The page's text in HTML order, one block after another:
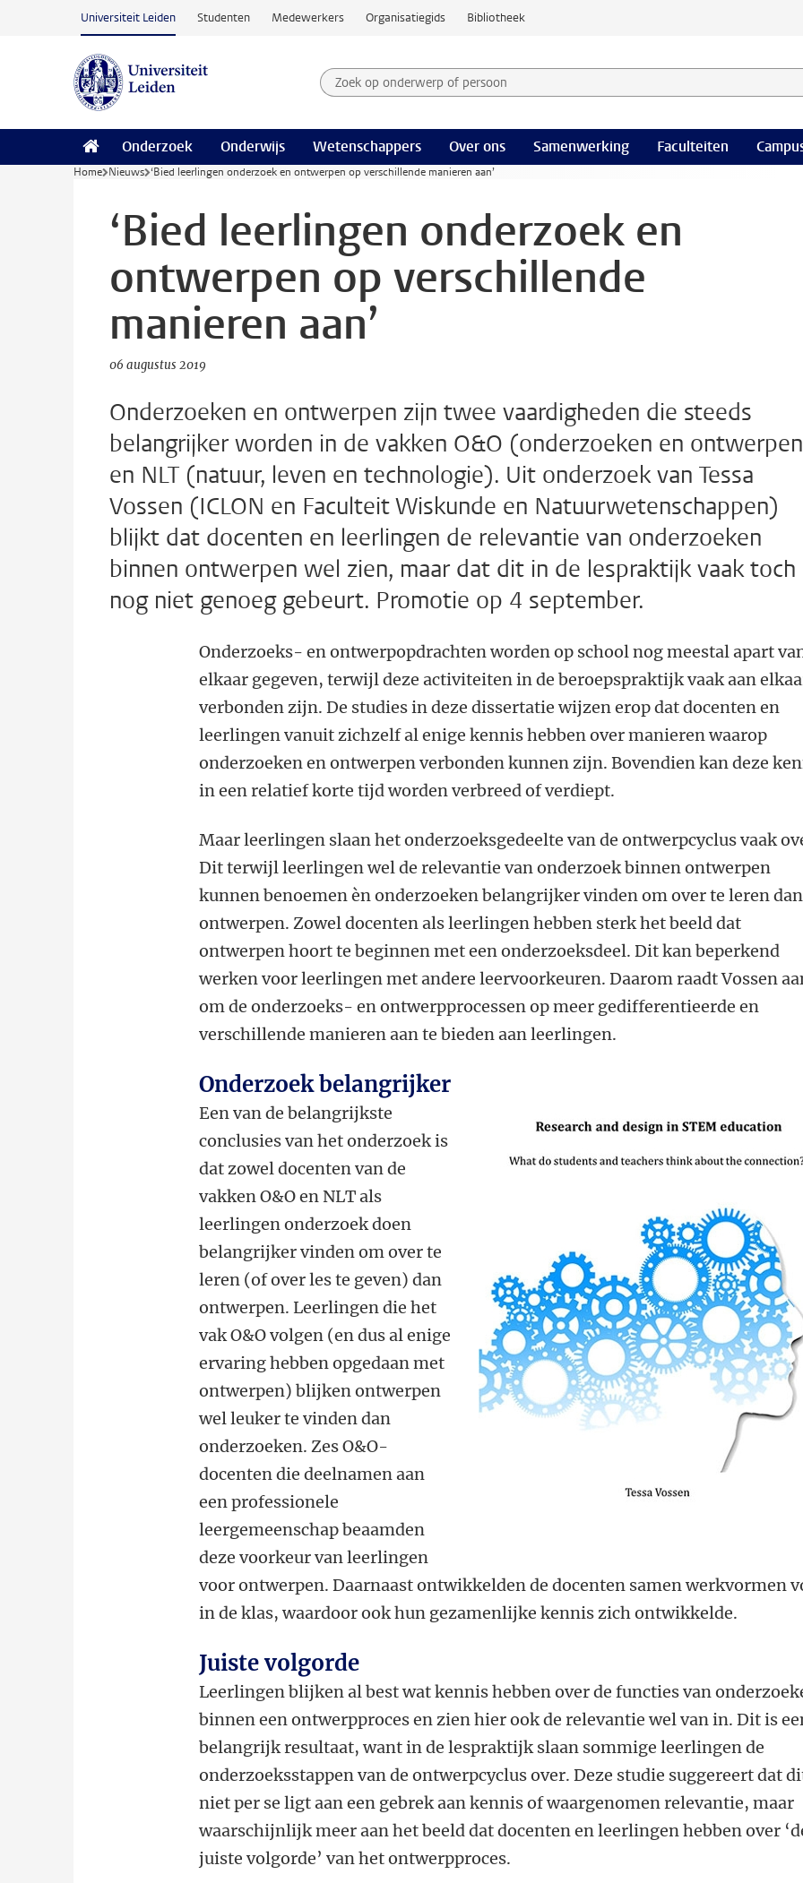
Ga naar hoofdinhoud
Universiteit Leiden Studenten Medewerkers Organisatiegids Bibliotheek
Zoek op onderwerp of persoon en selecteer categorie
Zoekterm
Onderzoek Onderwijs Wetenschappers Over ons Samenwerking Faculteiten
Home Nieuws ‘Bied leerlingen onderzoek en ontwerpen op verschillende manieren aan’
‘Bied leerlingen onderzoek en
ontwerpen op verschillende
manieren aan’
06 augustus 2019
Onderzoeken en ontwerpen zijn twee vaardigheden die steeds
belangrijker worden in de vakken O&O (onderzoeken en
en NLT (natuur, leven en technologie). Uit onderzoek van Tessa
Vossen (ICLON en Faculteit Wiskunde en Natuurwetenschappen)
blijkt dat docenten en leerlingen de relevantie van onderzoeken
binnen ontwerpen wel zien, maar dat dit in de lespraktijk vaak toch
nog niet genoeg gebeurt. Promotie op 4 september.
Onderzoeks- en ontwerpopdrachten worden op school nog meestal apart
elkaar gegeven, terwijl deze activiteiten in de beroepspraktijk vaak aan
verbonden zijn. De studies in deze dissertatie wijzen erop dat docenten en
leerlingen vanuit zichzelf al enige kennis hebben over manieren waarop
onderzoeken en ontwerpen verbonden kunnen zijn. Bovendien kan deze
in een relatief korte tijd worden verbreed of verdiept.
Maar leerlingen slaan het onderzoeksgedeelte van de ontwerpcyclus vaak
Dit terwijl leerlingen wel de relevantie van onderzoek binnen ontwerpen
kunnen benoemen èn onderzoeken belangrijker vinden om over te leren dan
ontwerpen. Zowel docenten als leerlingen hebben sterk het beeld dat
ontwerpen hoort te beginnen met een onderzoeksdeel. Dit kan beperkend
werken voor leerlingen met andere leervoorkeuren. Daarom raadt Vossen
om de onderzoeks- en ontwerpprocessen op meer gedifferentieerde en
verschillende manieren aan te bieden aan leerlingen.
Onderzoek belangrijker
Een van de belangrijkste
conclusies van het onderzoek is
dat zowel docenten van de
vakken O&O en NLT als
leerlingen onderzoek doen
belangrijker vinden om over te
leren (of over les te geven) dan
ontwerpen. Leerlingen die het
vak O&O volgen (en dus al enige
ervaring hebben opgedaan met
ontwerpen) blijken ontwerpen
wel leuker te vinden dan
onderzoeken. Zes O&O-
docenten die deelnamen aan
een professionele
leergemeenschap beaamden
deze voorkeur van leerlingen
voor ontwerpen. Daarnaast ontwikkelden de docenten samen werkvormen
in de klas, waardoor ook hun gezamenlijke kennis zich ontwikkelde.
Juiste volgorde
Leerlingen blijken al best wat kennis hebben over de functies van
binnen een ontwerpproces en zien hier ook de relevantie wel van in. Dit is
belangrijk resultaat, want in de lespraktijk slaan sommige leerlingen de
onderzoeksstappen van de ontwerpcyclus over. Deze studie suggereert dat
niet per se ligt aan een gebrek aan kennis of waargenomen relevantie, maar
waarschijnlijk meer aan het beeld dat docenten en leerlingen hebben over
juiste volgorde’ van het ontwerpproces.